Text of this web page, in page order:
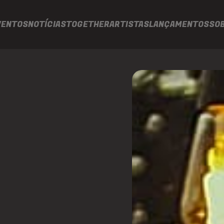
NOTÍCIASTOGETHERARTISTASLANÇAMENTOS